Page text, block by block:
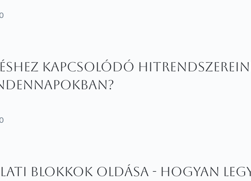
kapcsolódó
blokkok oldása - Hogyan